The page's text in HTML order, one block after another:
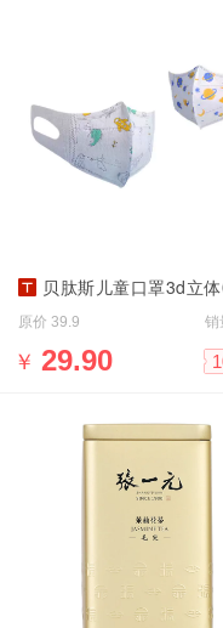
贝肽斯儿童口罩3d立体0到12岁宝
原价 39.9 销
￥ 29.90